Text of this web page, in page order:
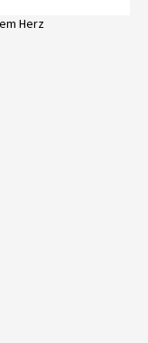
Herz